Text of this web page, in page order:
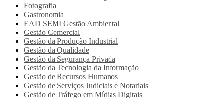
Fotografia
Gastronomia
EAD SEMI Gestão Ambiental
Gestão Comercial
Gestão da Produção Industrial
Gestão da Qualidade
Gestão da Segurança Privada
Gestão da Tecnologia da Informação
Gestão de Recursos Humanos
Gestão de Serviços Judiciais e Notariais
Gestão de Tráfego em Mídias Digitais